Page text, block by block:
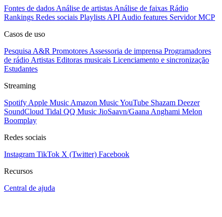
Fontes de dados Análise de artistas Análise de faixas Rádio
Rankings Redes sociais Playlists API Audio features Servidor MCP
Casos de uso
Pesquisa A&R Promotores Assessoria de imprensa Programadores
de rádio Artistas Editoras musicais Licenciamento e sincronização
Estudantes
Streaming
Spotify Apple Music Amazon MusicYouTube Shazam Deezer
SoundCloud Tidal QQ Music JioSaavn/Gaana Anghami Melon
Boomplay
Redes sociais
Instagram TikTok X (Twitter) Facebook
Recursos
Central de ajuda